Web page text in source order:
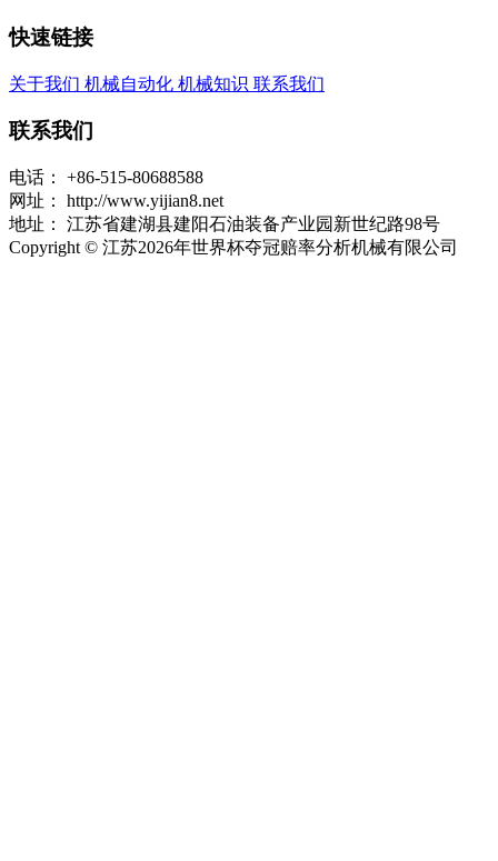
快速链接
关于我们 机械自动化 机械知识 联系我们
联系我们
电话：
+86-515-80688588
网址：
http://www.yijian8.net
地址：
江苏省建湖县建阳石油装备产业园新世纪路98号
Copyright © 江苏2026年世界杯夺冠赔率分析机械有限公司